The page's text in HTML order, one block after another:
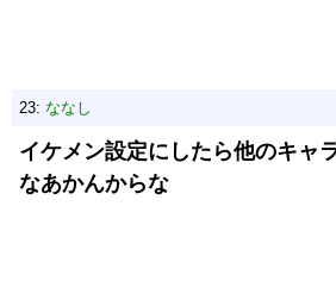
23: ななし
イケメン設定にしたら他のキャ
なあかんからな